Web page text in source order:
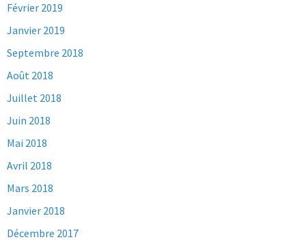
Février 2019
Janvier 2019
Septembre 2018
Août 2018
Juillet 2018
Juin 2018
Mai 2018
Avril 2018
Mars 2018
Janvier 2018
Décembre 2017